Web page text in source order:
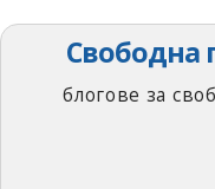
Свободна
блогове за